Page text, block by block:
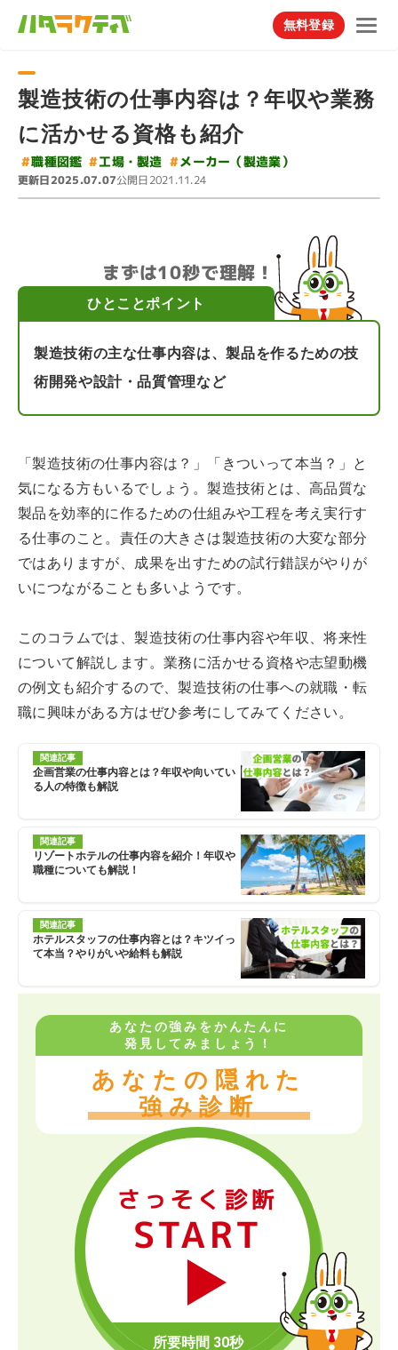
無料登録
製造技術の仕事内容は？年収や業務
に活かせる資格も紹介
#職種図鑑 #工場・製造 #メーカー（製造業）
更新日2025.07.07公開日2021.11.24
まずは10秒で理解！
ひとことポイント
製造技術の主な仕事内容は、製品を作るための技
術開発や設計・品質管理など
「製造技術の仕事内容は？」「きついって本当？」と
気になる方もいるでしょう。製造技術とは、高品質な
製品を効率的に作るための仕組みや工程を考え実行す
る仕事のこと。責任の大きさは製造技術の大変な部分
ではありますが、成果を出すための試行錯誤がやりが
いにつながることも多いようです。
このコラムでは、製造技術の仕事内容や年収、将来性
について解説します。業務に活かせる資格や志望動機
の例文も紹介するので、製造技術の仕事への就職・転
職に興味がある方はぜひ参考にしてみてください。
関連記事
企画営業の仕事内容とは？年収や向いてい
る人の特徴も解説
関連記事
リゾートホテルの仕事内容を紹介！年収や
職種についても解説！
関連記事
ホテルスタッフの仕事内容とは？キツイっ
て本当？やりがいや給料も解説
あなたの強みをかんたんに
発見してみましょう！
あなたの隠れた
強み診断
さっそく診断
START